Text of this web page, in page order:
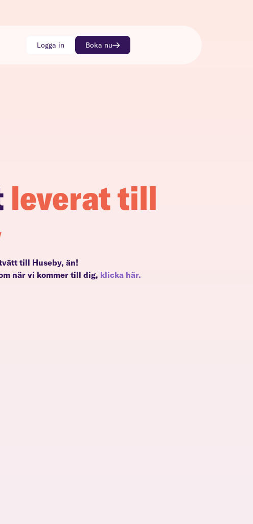
Logga in Boka nu
leverat till
till Huseby, än!
när vi kommer till dig, klicka här.